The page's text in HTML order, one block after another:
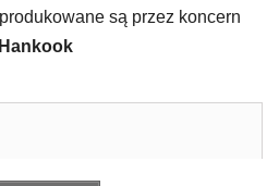
Hankook